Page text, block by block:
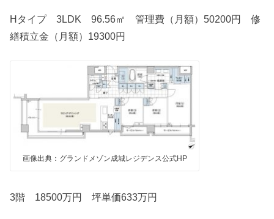
Hタイプ 3LDK 96.56㎡ 管理費（月額）50200円 修
繕積立金（月額）19300円
画像出典：グランドメゾン成城レジデンス公式HP
3階 18500万円 坪単価633万円